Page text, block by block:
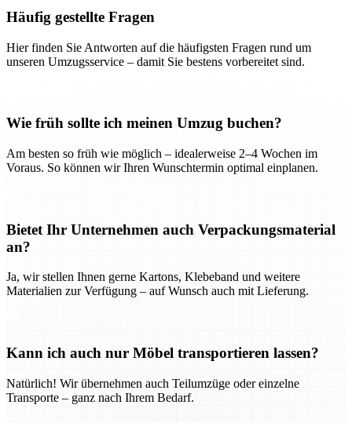
Häufig gestellte Fragen
Hier finden Sie Antworten auf die häufigsten Fragen rund um
unseren Umzugsservice – damit Sie bestens vorbereitet sind.
Wie früh sollte ich meinen Umzug buchen?
Am besten so früh wie möglich – idealerweise 2–4 Wochen im
Voraus. So können wir Ihren Wunschtermin optimal einplanen.
Bietet Ihr Unternehmen auch Verpackungsmaterial
an?
Ja, wir stellen Ihnen gerne Kartons, Klebeband und weitere
Materialien zur Verfügung – auf Wunsch auch mit Lieferung.
Kann ich auch nur Möbel transportieren lassen?
Natürlich! Wir übernehmen auch Teilumzüge oder einzelne
Transporte – ganz nach Ihrem Bedarf.